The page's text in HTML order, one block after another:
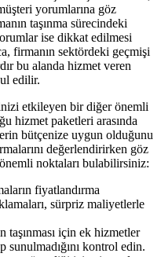
yorumlarına göz
taşınma sürecindeki
ise dikkat edilmesi
firmanın sektördeki geçmişi
bu alanda hizmet veren
edilir.
etkileyen bir diğer önemli
hizmet paketleri arasında
bütçenize uygun olduğunu
değerlendirirken göz
noktaları bulabilirsiniz:
fiyatlandırma
sürpriz maliyetlerle
taşınması için ek hizmetler
kontrol edin.